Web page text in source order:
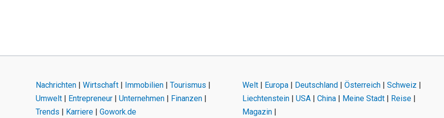
Nachrichten | Wirtschaft | Immobilien | Tourismus |
Umwelt | Entrepreneur | Unternehmen | Finanzen |
Trends | Karriere | Gowork.de
Welt| Europa| Deutschland| Österreich| Schweiz |
Liechtenstein| USA| China| Meine Stadt| Reise|
Magazin|